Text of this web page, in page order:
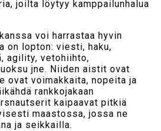
joilta löytyy kamppailunhalua
voi harrastaa hyvin
on lopton: viesti, haku,
agility, vetohiihto,
jne. Niiden aistit ovat
ovat voimakkaita, nopeita ja
rankkojakaan
kaipaavat pitkiä
maastossa, jossa ne
ja seikkailla.